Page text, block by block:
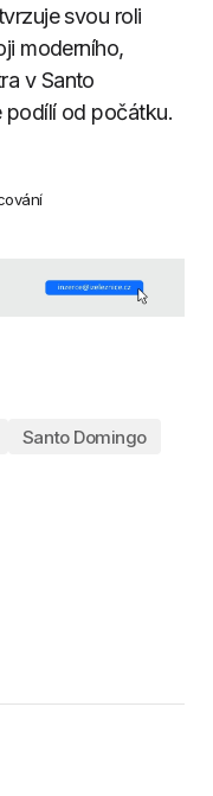
svou roli
moderního,
v Santo
podílí od počátku.
Santo Domingo